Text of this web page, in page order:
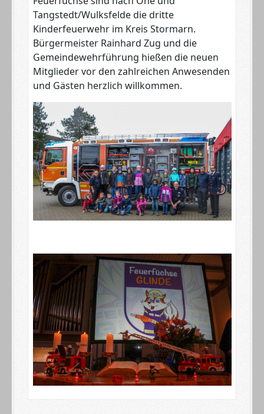
Tangstedt/Wulksfelde die dritte
Kinderfeuerwehr im Kreis Stormarn.
Bürgermeister Rainhard Zug und die
Gemeindewehrführung hießen die neuen
Mitglieder vor den zahlreichen Anwesenden
und Gästen herzlich willkommen.